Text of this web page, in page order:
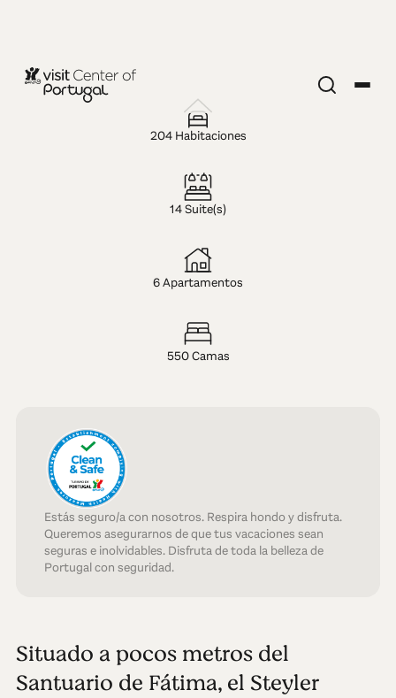
HOTEL — 4 ESTRELLAS
Steyler
Fátima Hotel
- Congress &
204 Habitaciones
14 Suite(s)
6 Apartamentos
550 Camas
Estás seguro/a con nosotros. Respira hondo y disfruta.
Queremos asegurarnos de que tus vacaciones sean
seguras e inolvidables. Disfruta de toda la belleza de
Portugal con seguridad.
Situado a pocos metros del
Santuario de Fátima, el Steyler